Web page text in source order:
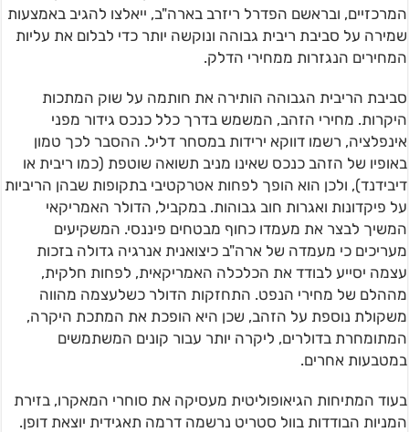
המרכזיים, ובראשם הפדרל ריזרב בארה"ב, ייאלצו להגיב באמצעות
שמירה על סביבת ריבית גבוהה ונוקשה יותר כדי לבלום את עליות
המחירים הנגזרות ממחירי הדלק.
סביבת הריבית הגבוהה הותירה את חותמה על שוק המתכות
היקרות. מחירי הזהב, המשמש בדרך כלל כנכס גידור מפני
אינפלציה, רשמו דווקא ירידות במסחר דליל. ההסבר לכך טמון
באופיו של הזהב כנכס שאינו מניב תשואה שוטפת (כמו ריבית או
דיבידנד), ולכן הוא הופך לפחות אטרקטיבי בתקופות שבהן הריביות
על פיקדונות ואגרות חוב גבוהות. במקביל, הדולר האמריקאי
המשיך לבצר את מעמדו כחוף מבטחים פיננסי. המשקיעים
מעריכים כי מעמדה של ארה"ב כיצואנית אנרגיה גדולה בזכות
עצמה יסייע לבודד את הכלכלה האמריקאית, לפחות חלקית,
מההלם של מחירי הנפט. התחזקות הדולר כשלעצמה מהווה
משקולת נוספת על הזהב, שכן היא הופכת את המתכת היקרה,
המתומחרת בדולרים, ליקרה יותר עבור קונים המשתמשים
במטבעות אחרים.
בעוד המתיחות הגיאופוליטית מעסיקה את סוחרי המאקרו, בזירת
המניות הבודדות בוול סטריט נרשמה דרמה תאגידית יוצאת דופן.